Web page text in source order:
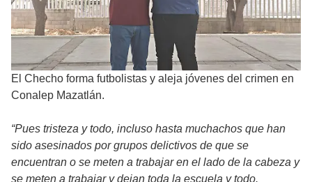
El Checho forma futbolistas y aleja jóvenes del crimen en
Conalep Mazatlán.
“Pues tristeza y todo, incluso hasta muchachos que han
sido asesinados por grupos delictivos de que se
encuentran o se meten a trabajar en el lado de la cabeza y
se meten a trabajar y dejan toda la escuela y todo.